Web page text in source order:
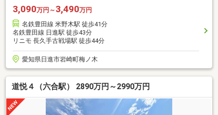
3,090万円～ 3,490万円
名鉄豊田線 米野木駅 徒歩41分
名鉄豊田線 日進駅 徒歩43分
リニモ 長久手古戦場駅 徒歩44分
愛知県日進市岩崎町梅ノ木
道悦４（六合駅） 2890万円～2990万円